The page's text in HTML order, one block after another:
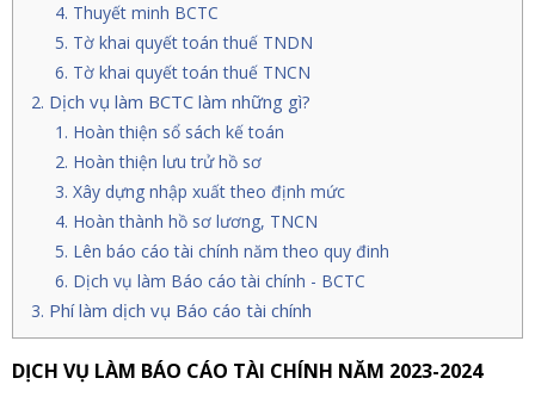
Thuyết minh BCTC
Tờ khai quyết toán thuế TNDN
Tờ khai quyết toán thuế TNCN
Dịch vụ làm BCTC làm những gì?
Hoàn thiện sổ sách kế toán
Hoàn thiện lưu trử hồ sơ
Xây dựng nhập xuất theo định mức
Hoàn thành hồ sơ lương, TNCN
Lên báo cáo tài chính năm theo quy đinh
Dịch vụ làm Báo cáo tài chính - BCTC
Phí làm dịch vụ Báo cáo tài chính
DỊCH VỤ LÀM BÁO CÁO TÀI CHÍNH NĂM 2023-2024